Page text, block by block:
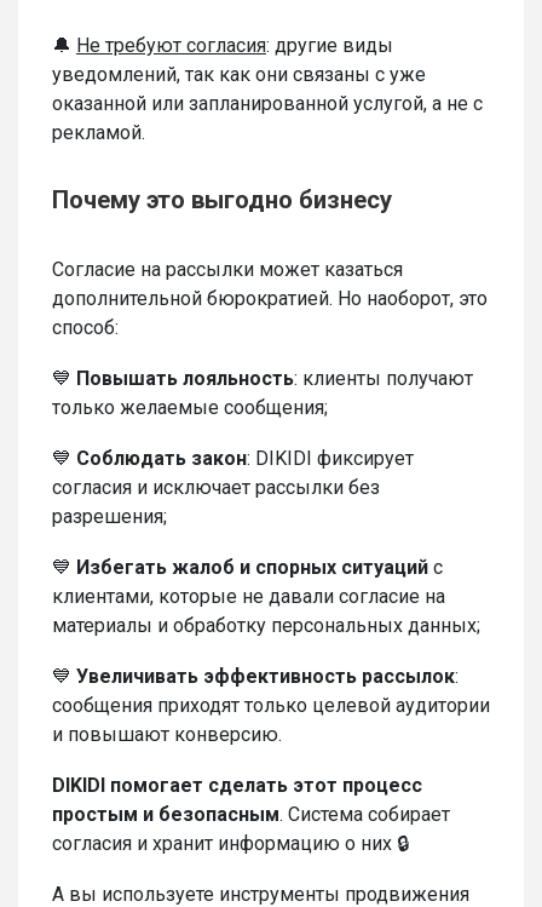
🔔 Не требуют согласия: другие виды
уведомлений, так как они связаны с уже
оказанной или запланированной услугой, а не с
рекламой.
Почему это выгодно бизнесу
Согласие на рассылки может казаться
дополнительной бюрократией. Но наоборот, это
способ:
💙 Повышать лояльность: клиенты получают
только желаемые сообщения;
💙 Соблюдать закон: DIKIDI фиксирует
согласия и исключает рассылки без
разрешения;
💙 Избегать жалоб и спорных ситуаций с
клиентами, которые не давали согласие на
материалы и обработку персональных данных;
💙 Увеличивать эффективность рассылок:
сообщения приходят только целевой аудитории
и повышают конверсию.
DIKIDI помогает сделать этот процесс
простым и безопасным. Система собирает
согласия и хранит информацию о них 🔒
А вы используете инструменты продвижения